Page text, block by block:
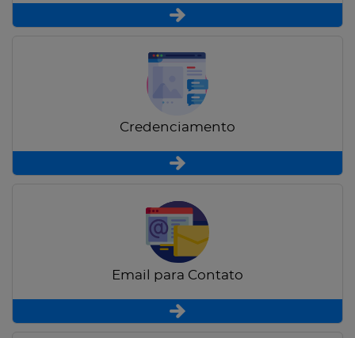
Credenciamento
Email para Contato